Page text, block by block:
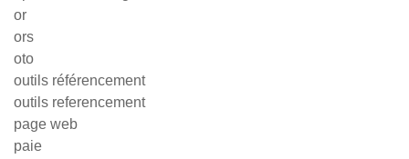
or
ors
oto
outils référencement
outils referencement
page web
paie